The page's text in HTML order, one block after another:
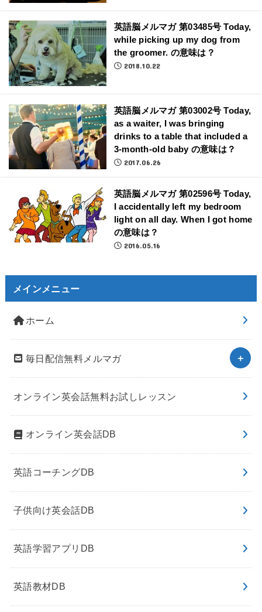
英語脳メルマガ 第03485号 Today,
while picking up my dog from
the groomer. の意味は？
2018.10.22
英語脳メルマガ 第03002号 Today,
as a waiter, I was bringing
drinks to a table that included a
3-month-old baby の意味は？
2017.06.26
英語脳メルマガ 第02596号 Today,
I accidentally left my bedroom
light on all day. When I got home
の意味は？
2016.05.16
メインメニュー
ホーム
毎日配信無料メルマガ
オンライン英会話無料お試しレッスン
オンライン英会話DB
英語コーチングDB
子供向け英会話DB
英語学習アプリDB
英語教材DB